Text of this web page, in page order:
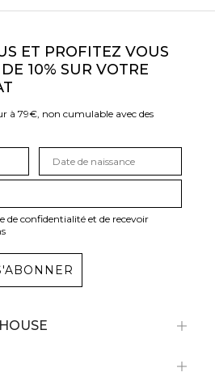
ET PROFITEZ VOUS
10% SUR VOTRE
à 79€, non cumulable avec des
de confidentialité et de recevoir